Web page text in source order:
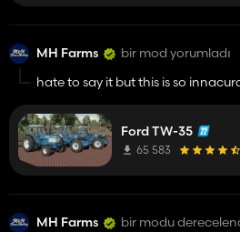
MH Farms bir mod yorumladı
hate to say it but this is so
Ford TW-35
65 583
MH Farms bir modu